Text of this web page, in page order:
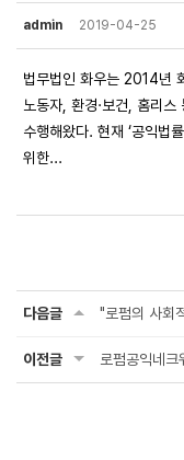
admin 2019-04-25
법무법인 화우는 2014년
노동자, 환경·보건, 홈리
수행해왔다. 현재 ‘공익법
위한...
다음글 "로펌의 사회
이전글